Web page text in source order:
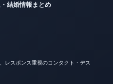
結婚情報まとめ
レスポンス重視のコンタクト・デス